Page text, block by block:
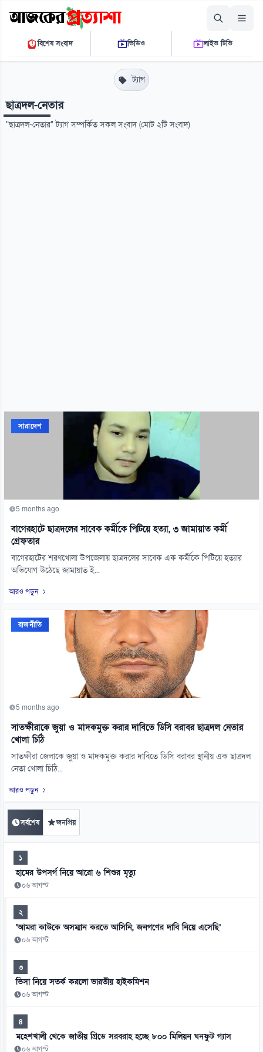
বৃহস্পতিবার, ০৬ আগস্ট ২০২৬
১১:১৫:০৬ এ.এম.THE DAILY AJKER PROTTASHA
বিশেষ সংবাদ ভিডিও লাইভ টিভি
ট্যাগ
ছাত্রদল-নেতার
"ছাত্রদল-নেতার" ট্যাগ সম্পর্কিত সকল সংবাদ (মোট ২টি সংবাদ)
সারাদেশ
5 months ago
বাগেরহাটে ছাত্রদলের সাবেক কর্মীকে পিটিয়ে হত্যা, ৩ জামায়াত কর্মী
গ্রেফতার
বাগেরহাটের শরণখোলা উপজেলায় ছাত্রদলের সাবেক এক কর্মীকে পিটিয়ে হত্যার
অভিযোগ উঠেছে জামায়াত ই...
আরও পড়ুন
রাজনীতি
5 months ago
সাতক্ষীরাকে জুয়া ও মাদকমুক্ত করার দাবিতে ডিসি বরাবর ছাত্রদল নেতার
খোলা চিঠি
সাতক্ষীরা জেলাকে জুয়া ও মাদকমুক্ত করার দাবিতে ডিসি বরাবর স্থানীয় এক ছাত্রদল
নেতা খোলা চিঠি...
আরও পড়ুন
সর্বশেষ জনপ্রিয়
১
হামের উপসর্গ নিয়ে আরো ৬ শিশুর মৃত্যু
০৬ আগস্ট
২
‘আমরা কাউকে অসম্মান করতে আসিনি, জনগণের দাবি নিয়ে এসেছি’
০৬ আগস্ট
৩
ভিসা নিয়ে সতর্ক করলো ভারতীয় হাইকমিশন
০৬ আগস্ট
৪
মহেশখালী থেকে জাতীয় গ্রিডে সরবরাহ হচ্ছে ৮০০ মিলিয়ন ঘনফুট গ্যাস
০৬ আগস্ট